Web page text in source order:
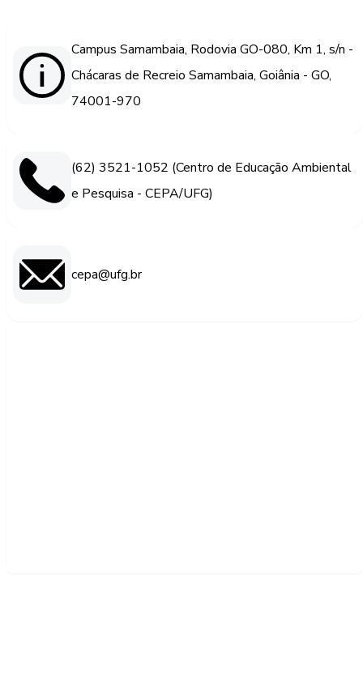
Campus Samambaia, Rodovia GO-080, Km 1, s/n -
Chácaras de Recreio Samambaia, Goiânia - GO,
74001-970
(62) 3521-1052 (Centro de Educação Ambiental
e Pesquisa - CEPA/UFG)
cepa@ufg.br